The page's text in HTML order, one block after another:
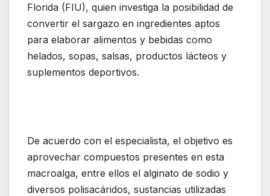
Florida (FIU), quien investiga la posibilidad de
convertir el sargazo en ingredientes aptos
para elaborar alimentos y bebidas como
helados, sopas, salsas, productos lácteos y
suplementos deportivos.
De acuerdo con el especialista, el objetivo es
aprovechar compuestos presentes en esta
macroalga, entre ellos el alginato de sodio y
diversos polisacáridos, sustancias utilizadas